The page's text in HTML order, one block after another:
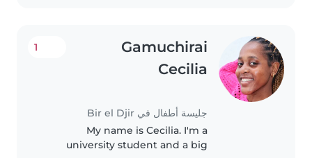
Gamuchirai
Cecilia
جليسة أطفال في Bir el Djir
1
My name is Cecilia. I'm a
university student and a big